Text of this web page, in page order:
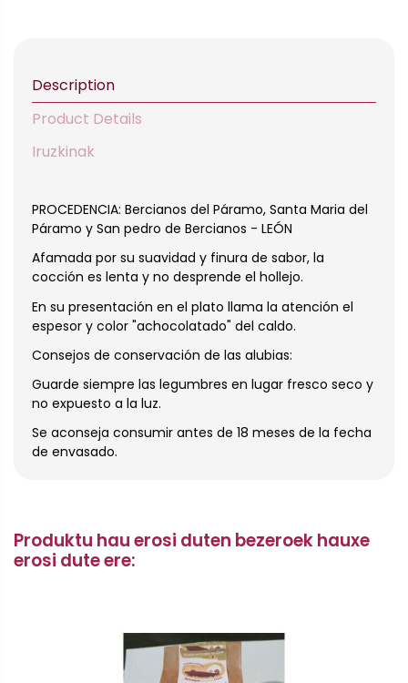
Description
Product Details
Iruzkinak
PROCEDENCIA: Bercianos del Páramo, Santa Maria del
Páramo y San pedro de Bercianos - LEÓN
Afamada por su suavidad y finura de sabor, la
cocción es lenta y no desprende el hollejo.
En su presentación en el plato llama la atención el
espesor y color "achocolatado" del caldo.
Consejos de conservación de las alubias:
Guarde siempre las legumbres en lugar fresco seco y
no expuesto a la luz.
Se aconseja consumir antes de 18 meses de la fecha
de envasado.
Produktu hau erosi duten bezeroek hauxe
erosi dute ere: